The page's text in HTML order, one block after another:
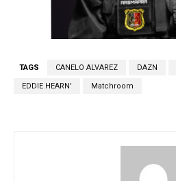
TAGS CANELO ALVAREZ DAZN
EDDIE HEARN' Matchroom